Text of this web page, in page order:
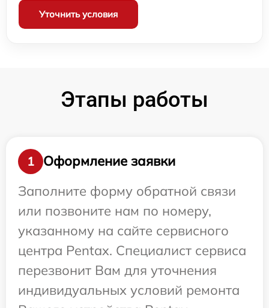
Уточнить условия
Этапы работы
1
Оформление заявки
Заполните форму обратной связи
или позвоните нам по номеру,
указанному на сайте сервисного
центра Pentax. Специалист сервиса
перезвонит Вам для уточнения
индивидуальных условий ремонта